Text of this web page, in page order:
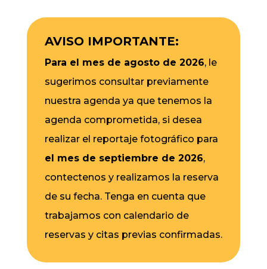
AVISO IMPORTANTE:
Para el mes de agosto de 2026, le
sugerimos consultar previamente
nuestra agenda ya que tenemos la
agenda comprometida, si desea
realizar el reportaje fotográfico para
el mes de septiembre de 2026,
contectenos y realizamos la reserva
de su fecha. Tenga en cuenta que
trabajamos con calendario de
reservas y citas previas confirmadas.